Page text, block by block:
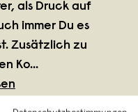
als Druck auf
immer Du es
Zusätzlich zu
Ko...